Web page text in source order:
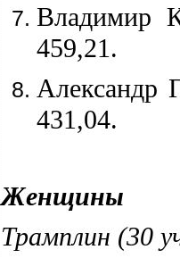
Владимир
459,21.
Александр
431,04.
Женщины
Трамплин (30